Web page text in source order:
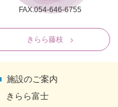
FAX.054-646-6755
きらら藤枝
施設のご案内
きらら富士